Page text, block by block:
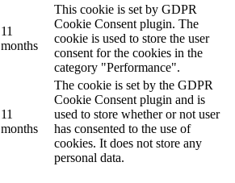
11
months
This cookie is set by GDPR
Cookie Consent plugin. The
cookie is used to store the user
consent for the cookies in the
category "Performance".
11
months
The cookie is set by the GDPR
Cookie Consent plugin and is
used to store whether or not user
has consented to the use of
cookies. It does not store any
personal data.